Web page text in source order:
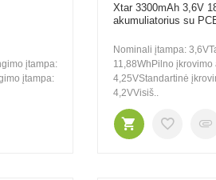
įtampa:
įtampa:
Xtar 3300mAh 3,6V
akumuliatorius su
Nominali įtampa:
11,88WhPilno
4,25VStandartinė
4,2VVisiš..